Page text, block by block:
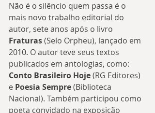
Não é o silêncio quem passa é o
mais novo trabalho editorial do
autor, sete anos após o livro
Fraturas (Selo Orpheu), lançado em
2010. O autor teve seus textos
publicados em antologias, como:
Conto Brasileiro Hoje (RG Editores)
e Poesia Sempre (Biblioteca
Nacional). Também participou como
poeta convidado na exposição